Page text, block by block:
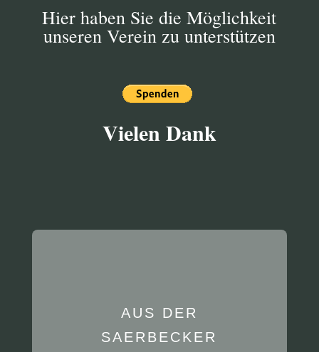
Hier haben Sie die Möglichkeit
unseren Verein zu unterstützen
Vielen Dank
AUS DER
SAERBECKER